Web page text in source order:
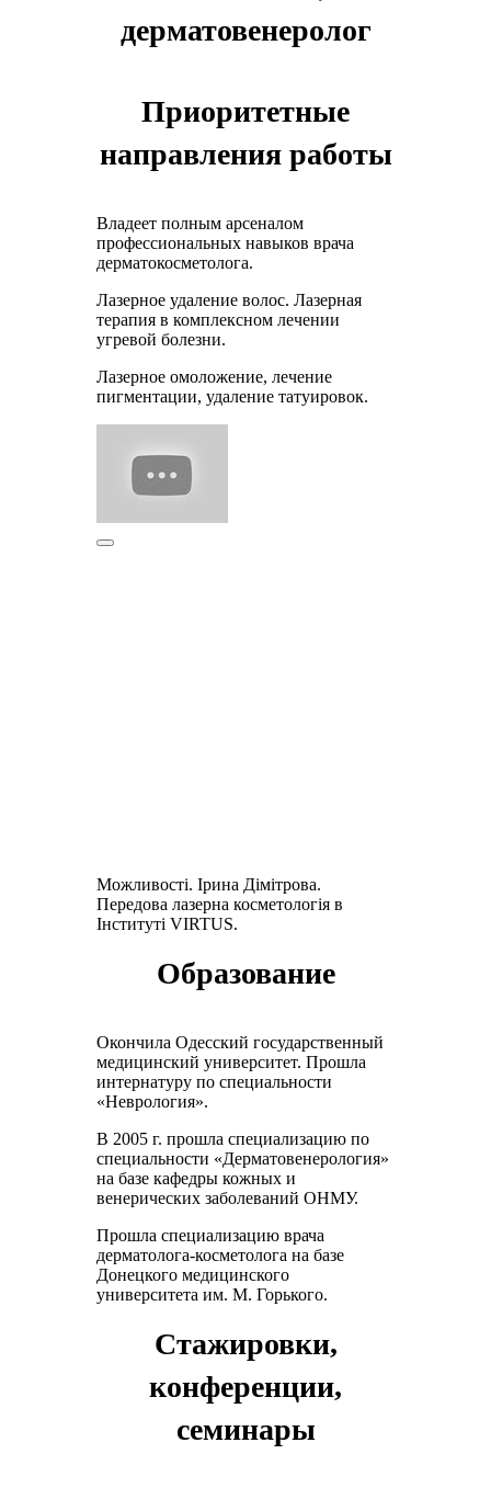
дерматовенеролог
Приоритетные
направления работы
Владеет полным арсеналом
профессиональных навыков врача
дерматокосметолога.
Лазерное удаление волос. Лазерная
терапия в комплексном лечении
угревой болезни.
Лазерное омоложение, лечение
пигментации, удаление татуировок.
Можливості. Ірина Дiмiтрова.
Передова лазерна косметологія в
Інституті VIRTUS.
Образование
Окончила Одесский государственный
медицинский университет. Прошла
интернатуру по специальности
«Неврология».
В 2005 г. прошла специализацию по
специальности «Дерматовенерология»
на базе кафедры кожных и
венерических заболеваний ОНМУ.
Прошла специализацию врача
дерматолога-косметолога на базе
Донецкого медицинского
университета им. М. Горького.
Стажировки,
конференции,
семинары